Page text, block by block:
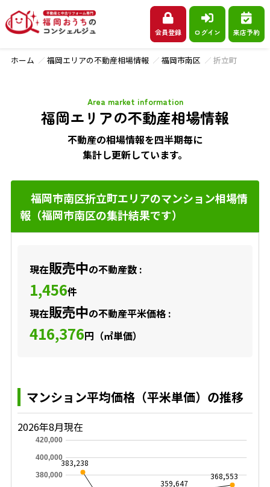
会員登録 ログイン 来店予約
ホーム 福岡エリアの不動産相場情報 福岡市南区 折立町
福岡エリアの不動産相場情報
Area market information
不動産の相場情報を四半期毎に
集計し更新しています。
福岡市南区折立町エリアのマンション相場情
報（福岡市南区の集計結果です）
現在販売中の不動産数 :
1,456件
現在販売中の不動産平米価格 :
416,376円（㎡単価）
マンション平均価格（平米単価）の推移
2026年8月現在
380,000
400,000
420,000
383,238
359,647
368,553